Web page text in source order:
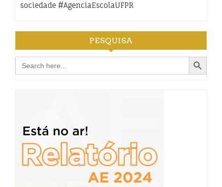
sociedade #AgenciaEscolaUFPR
PESQUISA
Search
for:
Search Button